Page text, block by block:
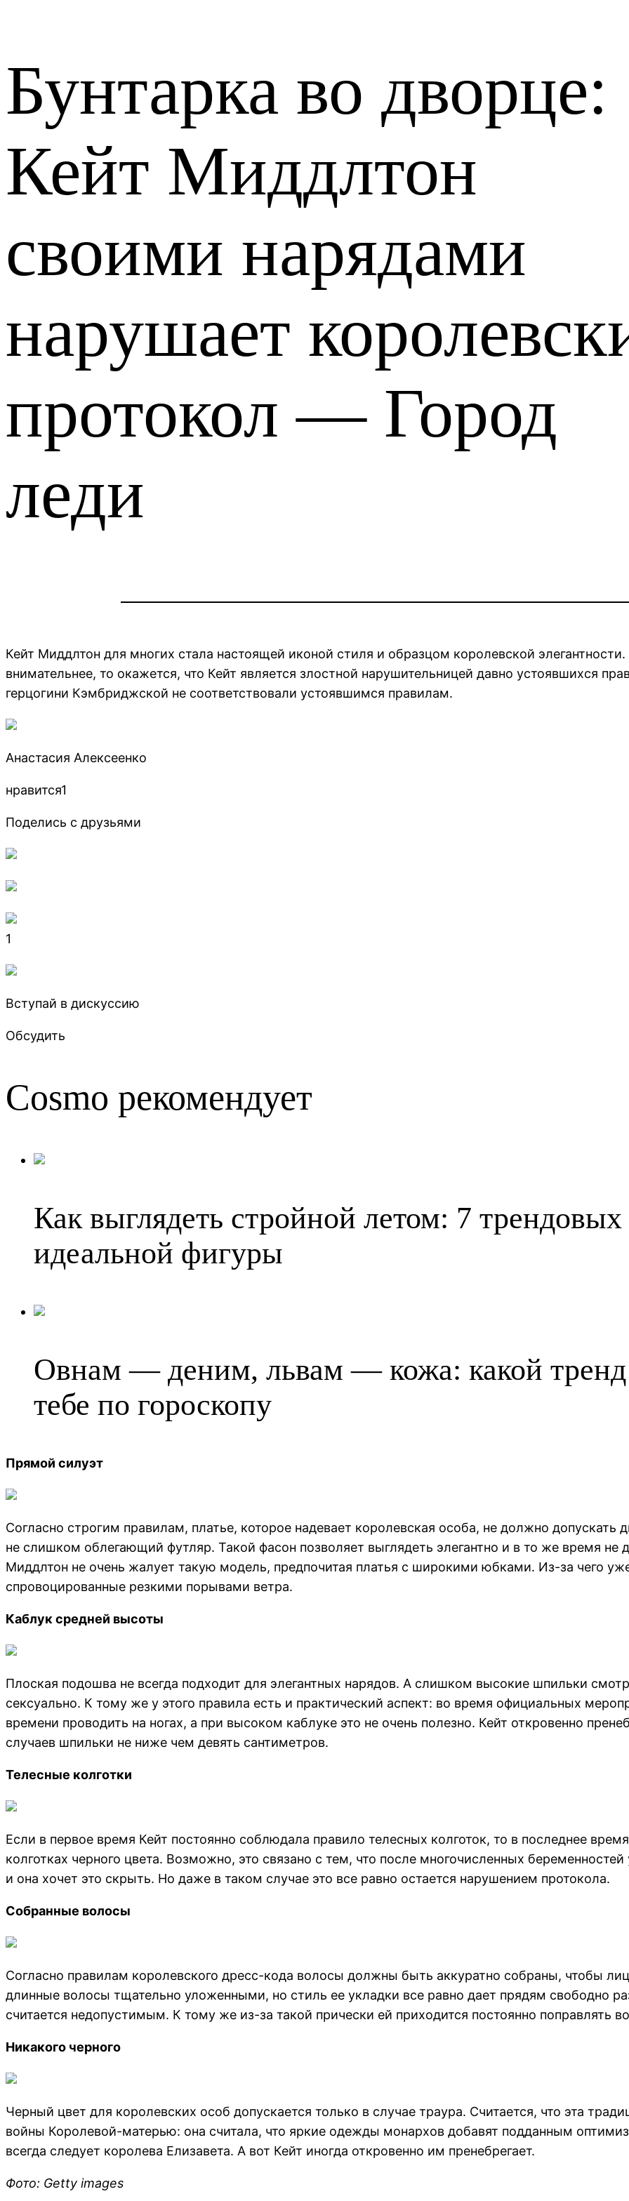
Бунтарка во дворце:
Кейт Миддлтон
своими нарядами
нарушает
протокол — Город
леди
Кейт Миддлтон для многих стала настоящей иконой стиля и образцом королевской
внимательнее, то окажется, что Кейт является злостной нарушительницей давно устоявшихся
герцогини Кэмбриджской не соответствовали устоявшимся правилам.
Анастасия Алексеенко
нравится1
Поделись с друзьями
1
Вступай в дискуссию
Обсудить
Cosmo рекомендует
Как выглядеть стройной летом: 7
идеальной фигуры
Овнам — деним, львам — кожа: какой тренд
тебе по гороскопу
Прямой силуэт
Согласно строгим правилам, платье, которое надевает королевская особа, не должно
не слишком облегающий футляр. Такой фасон позволяет выглядеть элегантно и в то же время
Миддлтон не очень жалует такую модель, предпочитая платья с широкими юбками. Из-за чего
спровоцированные резкими порывами ветра.
Каблук средней высоты
Плоская подошва не всегда подходит для элегантных нарядов. А слишком высокие шпильки
сексуально. К тому же у этого правила есть и практический аспект: во время официальных
времени проводить на ногах, а при высоком каблуке это не очень полезно. Кейт откровенно
случаев шпильки не ниже чем девять сантиметров.
Телесные колготки
Если в первое время Кейт постоянно соблюдала правило телесных колготок, то в последнее
колготках черного цвета. Возможно, это связано с тем, что после многочисленных
и она хочет это скрыть. Но даже в таком случае это все равно остается нарушением протокола.
Собранные волосы
Согласно правилам королевского дресс-кода волосы должны быть аккуратно собраны, чтобы
длинные волосы тщательно уложенными, но стиль ее укладки все равно дает прядям свободно
считается недопустимым. К тому же из-за такой прически ей приходится постоянно поправлять
Никакого черного
Черный цвет для королевских особ допускается только в случае траура. Считается, что эта
войны Королевой-матерью: она считала, что яркие одежды монархов добавят подданным
всегда следует королева Елизавета. А вот Кейт иногда откровенно им пренебрегает.
Фото: Getty images